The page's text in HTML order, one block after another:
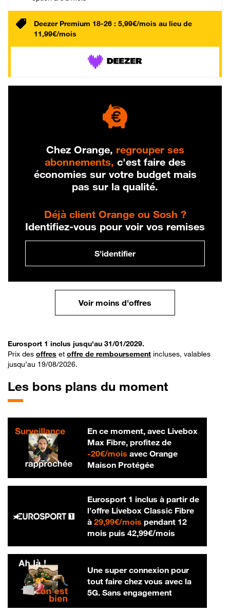
Deezer Premium 18-26 : 5,99€/mois au lieu de
11,99€/mois
Chez Orange, regrouper ses
abonnements, c'est faire des
économies sur votre budget mais
pas sur la qualité.
Déjà client Orange ou Sosh ?
Identifiez-vous pour voir vos remises
S'identifier
Voir moins d'offres
Eurosport 1 inclus jusqu'au 31/01/2029.
Prix des offres et offre de remboursement incluses, valables
jusqu’au 19/08/2026.
Les bons plans du moment
En ce moment, avec Livebox
Max Fibre, profitez de
-20€/mois20 € par mois
avec Orange
Maison Protégée
Eurosport 1 inclus à partir de
l’offre Livebox Classic Fibre
à 29,99€/mois29,99 € par mois
pendant 12
mois puis 42,99€/mois42,99 € par
Une super connexion pour
tout faire chez vous avec la
5G. Sans engagement